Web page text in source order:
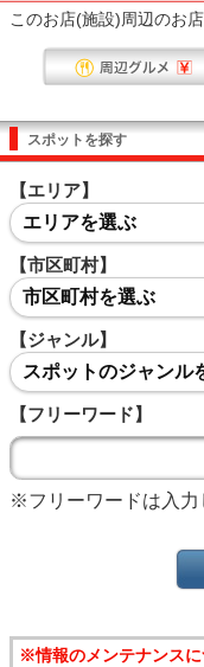
このお店(施設)周辺のお
スポットを探す
【エリア】
エリアを選ぶ
【市区町村】
市区町村を選ぶ
【ジャンル】
スポットのジャンル
【フリーワード】
※フリーワードは入力
※情報のメンテナンスに